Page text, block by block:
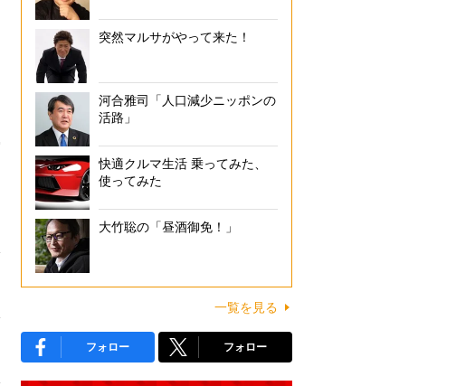
突然マルサがやって来た！
河合雅司「人口減少ニッポンの
活路」
快適クルマ生活 乗ってみた、
使ってみた
大竹聡の「昼酒御免！」
一覧を見る
フォロー フォロー